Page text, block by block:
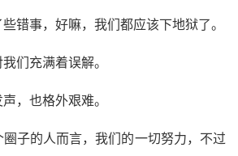
错事，好嘛，我们都应该下地狱了。
们充满着误解。
，也格外艰难。
子的人而言，我们的一切努力，不过